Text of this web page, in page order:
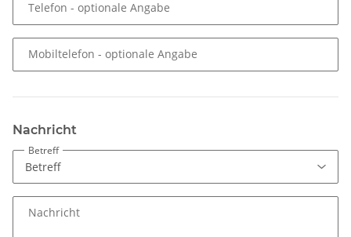
Telefon - optionale Angabe
Mobiltelefon - optionale Angabe
Nachricht
Betreff
Nachricht